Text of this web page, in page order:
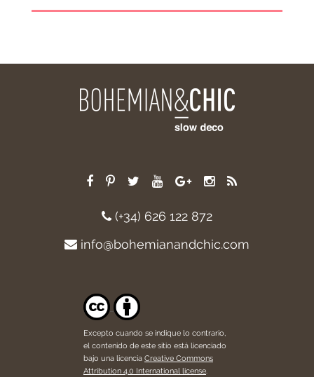
(+34) 626 122 872
info@bohemianandchic.com
Excepto cuando se indique lo contrario,
el contenido de este sitio está licenciado
bajo una licencia Creative Commons
Attribution 4.0 International license.